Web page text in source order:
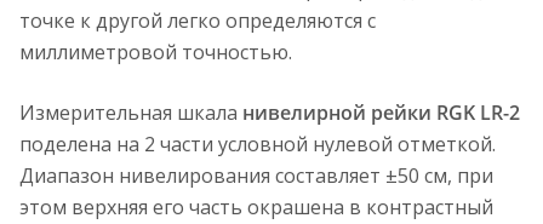
точке к другой легко определяются с
миллиметровой точностью.
Измерительная шкала нивелирной рейки RGK LR-2
поделена на 2 части условной нулевой отметкой.
Диапазон нивелирования составляет ±50 см, при
этом верхняя его часть окрашена в контрастный